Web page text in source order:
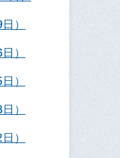
）
）
）
）
）